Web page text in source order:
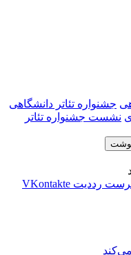
جشنواره تئاتر دانشگاهی
نشست جشنواره تئاتر
‫رددیت ‫VKontakte